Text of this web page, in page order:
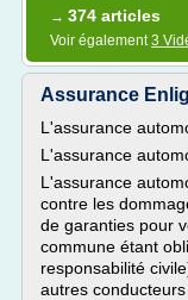
→ 374 articles
Voir également3
Assurance
L'assurance
L'assurance
L'assurance
contre les
de garanties pour
commune étant
responsabilité
autres conducteurs